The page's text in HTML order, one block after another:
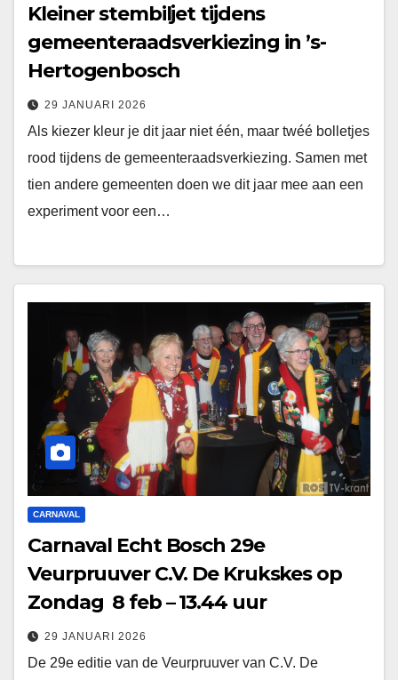
Kleiner stembiljet tijdens
gemeenteraadsverkiezing in ’s-
Hertogenbosch
29 JANUARI 2026
Als kiezer kleur je dit jaar niet één, maar twéé bolletjes
rood tijdens de gemeenteraadsverkiezing. Samen met
tien andere gemeenten doen we dit jaar mee aan een
experiment voor een…
CARNAVAL
Carnaval Echt Bosch 29e
Veurpruuver C.V. De Krukskes op
Zondag 8 feb – 13.44 uur
29 JANUARI 2026
De 29e editie van de Veurpruuver van C.V. De